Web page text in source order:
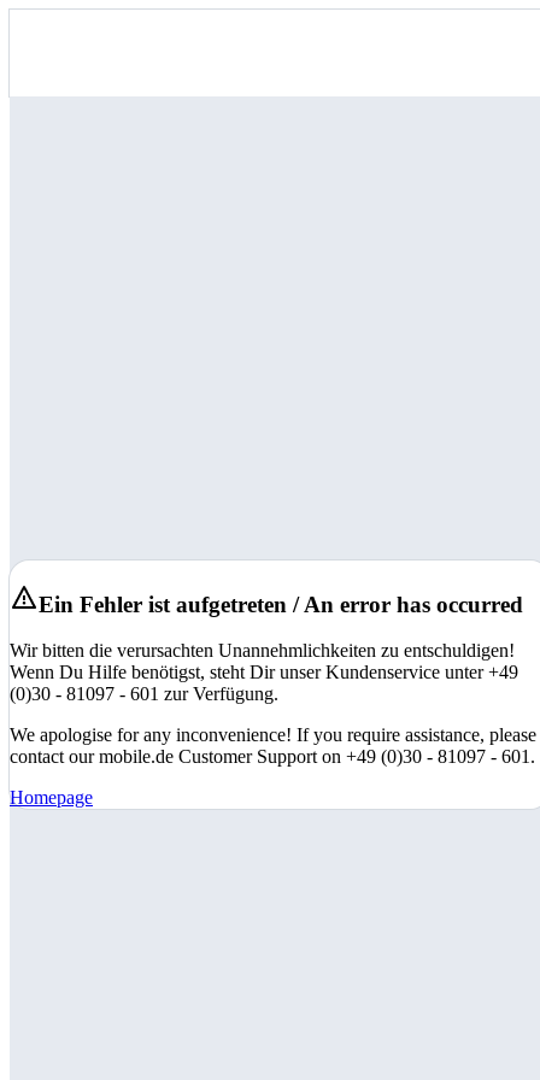
Ein Fehler ist aufgetreten / An error has occurred
Wir bitten die verursachten Unannehmlichkeiten zu entschuldigen!
Wenn Du Hilfe benötigst, steht Dir unser Kundenservice unter +49
(0)30 - 81097 - 601 zur Verfügung.
We apologise for any inconvenience! If you require assistance, please
contact our mobile.de Customer Support on +49 (0)30 - 81097 - 601.
Homepage